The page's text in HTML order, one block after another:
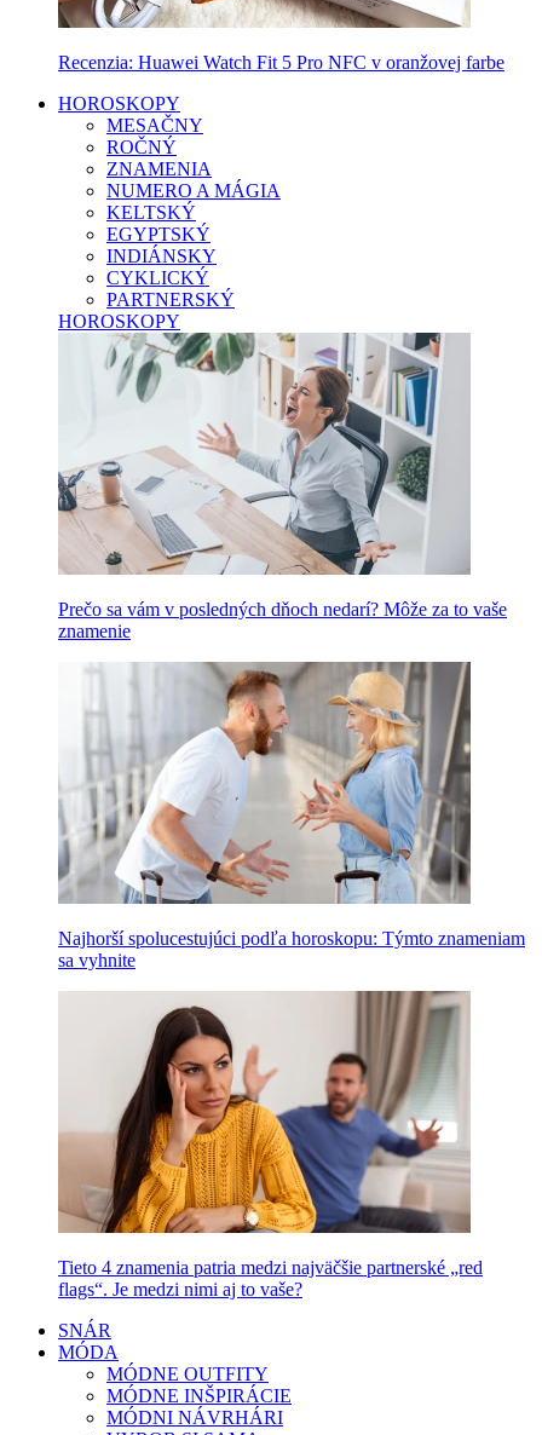
Recenzia: Huawei Watch Fit 5 Pro NFC v oranžovej farbe
HOROSKOPY
MESAČNY
ROČNÝ
ZNAMENIA
NUMERO A MÁGIA
KELTSKÝ
EGYPTSKÝ
INDIÁNSKY
CYKLICKÝ
PARTNERSKÝ
HOROSKOPY
Prečo sa vám v posledných dňoch nedarí? Môže za to vaše
znamenie
Najhorší spolucestujúci podľa horoskopu: Týmto znameniam
sa vyhnite
Tieto 4 znamenia patria medzi najväčšie partnerské „red
flags“. Je medzi nimi aj to vaše?
SNÁR
MÓDA
MÓDNE OUTFITY
MÓDNE INŠPIRÁCIE
MÓDNI NÁVRHÁRI